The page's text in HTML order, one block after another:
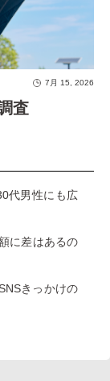
7月 15, 2026
査
代男性にも広
に差はあるの
きっかけの